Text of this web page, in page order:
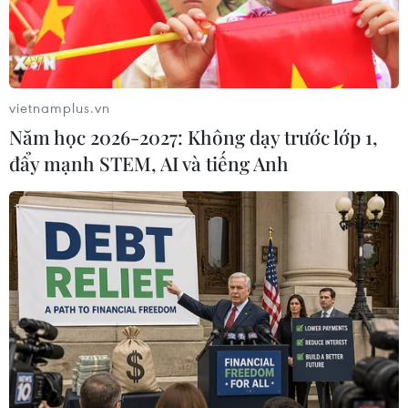
Karlovy Vary Petr Kubis, Chủ tịch Liên hiệp Hội
người Việt Nam tại châu Âu Hoàng Đình Thắng,
Chủ tịch Liên hiệp Hội người Việt Nam tại Cộng
đến từ các tổ chức xã hội, văn hóa của hai nước.
vietnamplus.vn
Năm học 2026-2027: Không dạy trước lớp 1,
đẩy mạnh STEM, AI và tiếng Anh